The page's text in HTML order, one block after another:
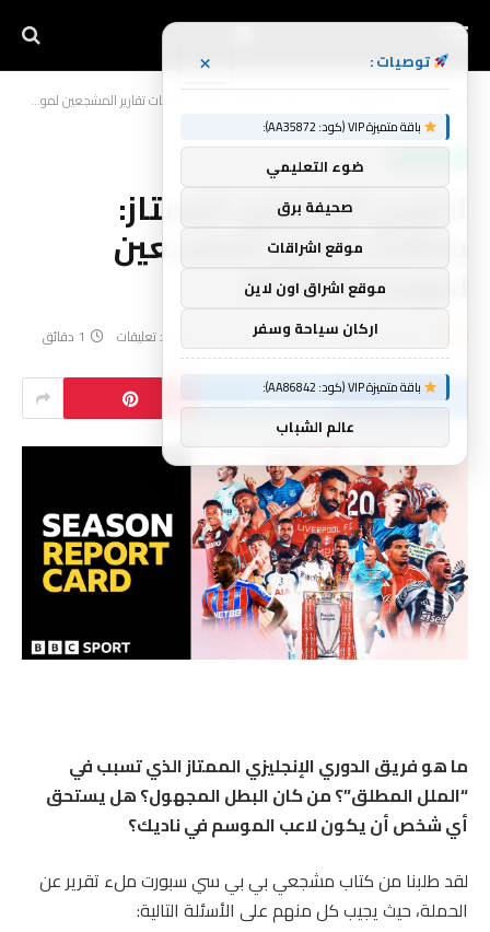
الدوري الإنجليزي الممتاز: بطاقات تقارير المشجعين لموسم 2025-26
الدوري الإنجليزي الممتاز:
بطاقات تقارير المشجعين
لموسم 2025-26
yynnbb مايو 31, 2026 لا توجد تعليقات 1 دقائق
ما هو فريق الدوري الإنجليزي الممتاز الذي تسبب في
“الملل المطلق”؟ من كان البطل المجهول؟ هل يستحق
أي شخص أن يكون لاعب الموسم في ناديك؟
لقد طلبنا من كتاب مشجعي بي بي سي سبورت ملء تقرير عن
الحملة، حيث يجيب كل منهم على الأسئلة التالية:
توصيات : ×
باقة متميزة VIP (كود: AA35872):
ضوء التعليمي
صحيفة برق
موقع اشراقات
موقع اشراق اون لاين
اركان سياحة وسفر
باقة متميزة VIP (كود: AA86842):
عالم الشباب